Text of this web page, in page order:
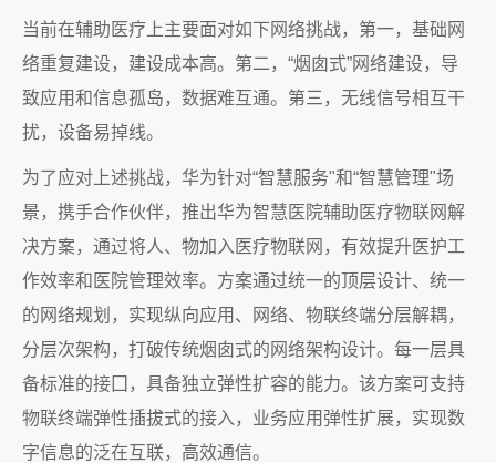
当前在辅助医疗上主要面对如下网络挑战，第一，基础网
络重复建设，建设成本高。第二，“烟囱式”网络建设，导
致应用和信息孤岛，数据难互通。第三，无线信号相互干
扰，设备易掉线。
为了应对上述挑战，华为针对“智慧服务"和“智慧管理"场
景，携手合作伙伴，推出华为智慧医院辅助医疗物联网解
决方案，通过将人、物加入医疗物联网，有效提升医护工
作效率和医院管理效率。方案通过统一的顶层设计、统一
的网络规划，实现纵向应用、网络、物联终端分层解耦，
分层次架构，打破传统烟囱式的网络架构设计。每一层具
备标准的接囗，具备独立弹性扩容的能力。该方案可支持
物联终端弹性插拔式的接入，业务应用弹性扩展，实现数
字信息的泛在互联，高效通信。